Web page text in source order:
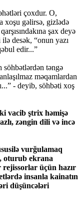
çoxdur. O,
xoşu gəlirsə, gizlədə
şax deyə
desək, “onun yazı
edir...”
söhbətlərdən təngə
məqamlardan
- deyib, söhbəti xoş
vacib ştrix həmişə
zəngin dili və incə
vurğulamaq
oturub ekrana
rejissorlar üçün hazır
insanla kainatın
düşüncələri